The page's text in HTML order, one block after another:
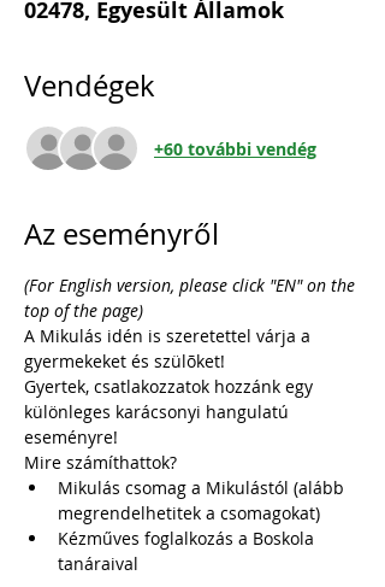
02478, Egyesült Államok
Vendégek
+60 további vendég
Az eseményről
(For English version, please click "EN" on the
top of the page)
A Mikulás idén is szeretettel várja a
gyermekeket és szülõket!
Gyertek, csatlakozzatok hozzánk egy
különleges karácsonyi hangulatú
eseményre!
Mire számíthattok?
Mikulás csomag a Mikulástól (alább
megrendelhetitek a csomagokat)
Kézműves foglalkozás a Boskola
tanáraival